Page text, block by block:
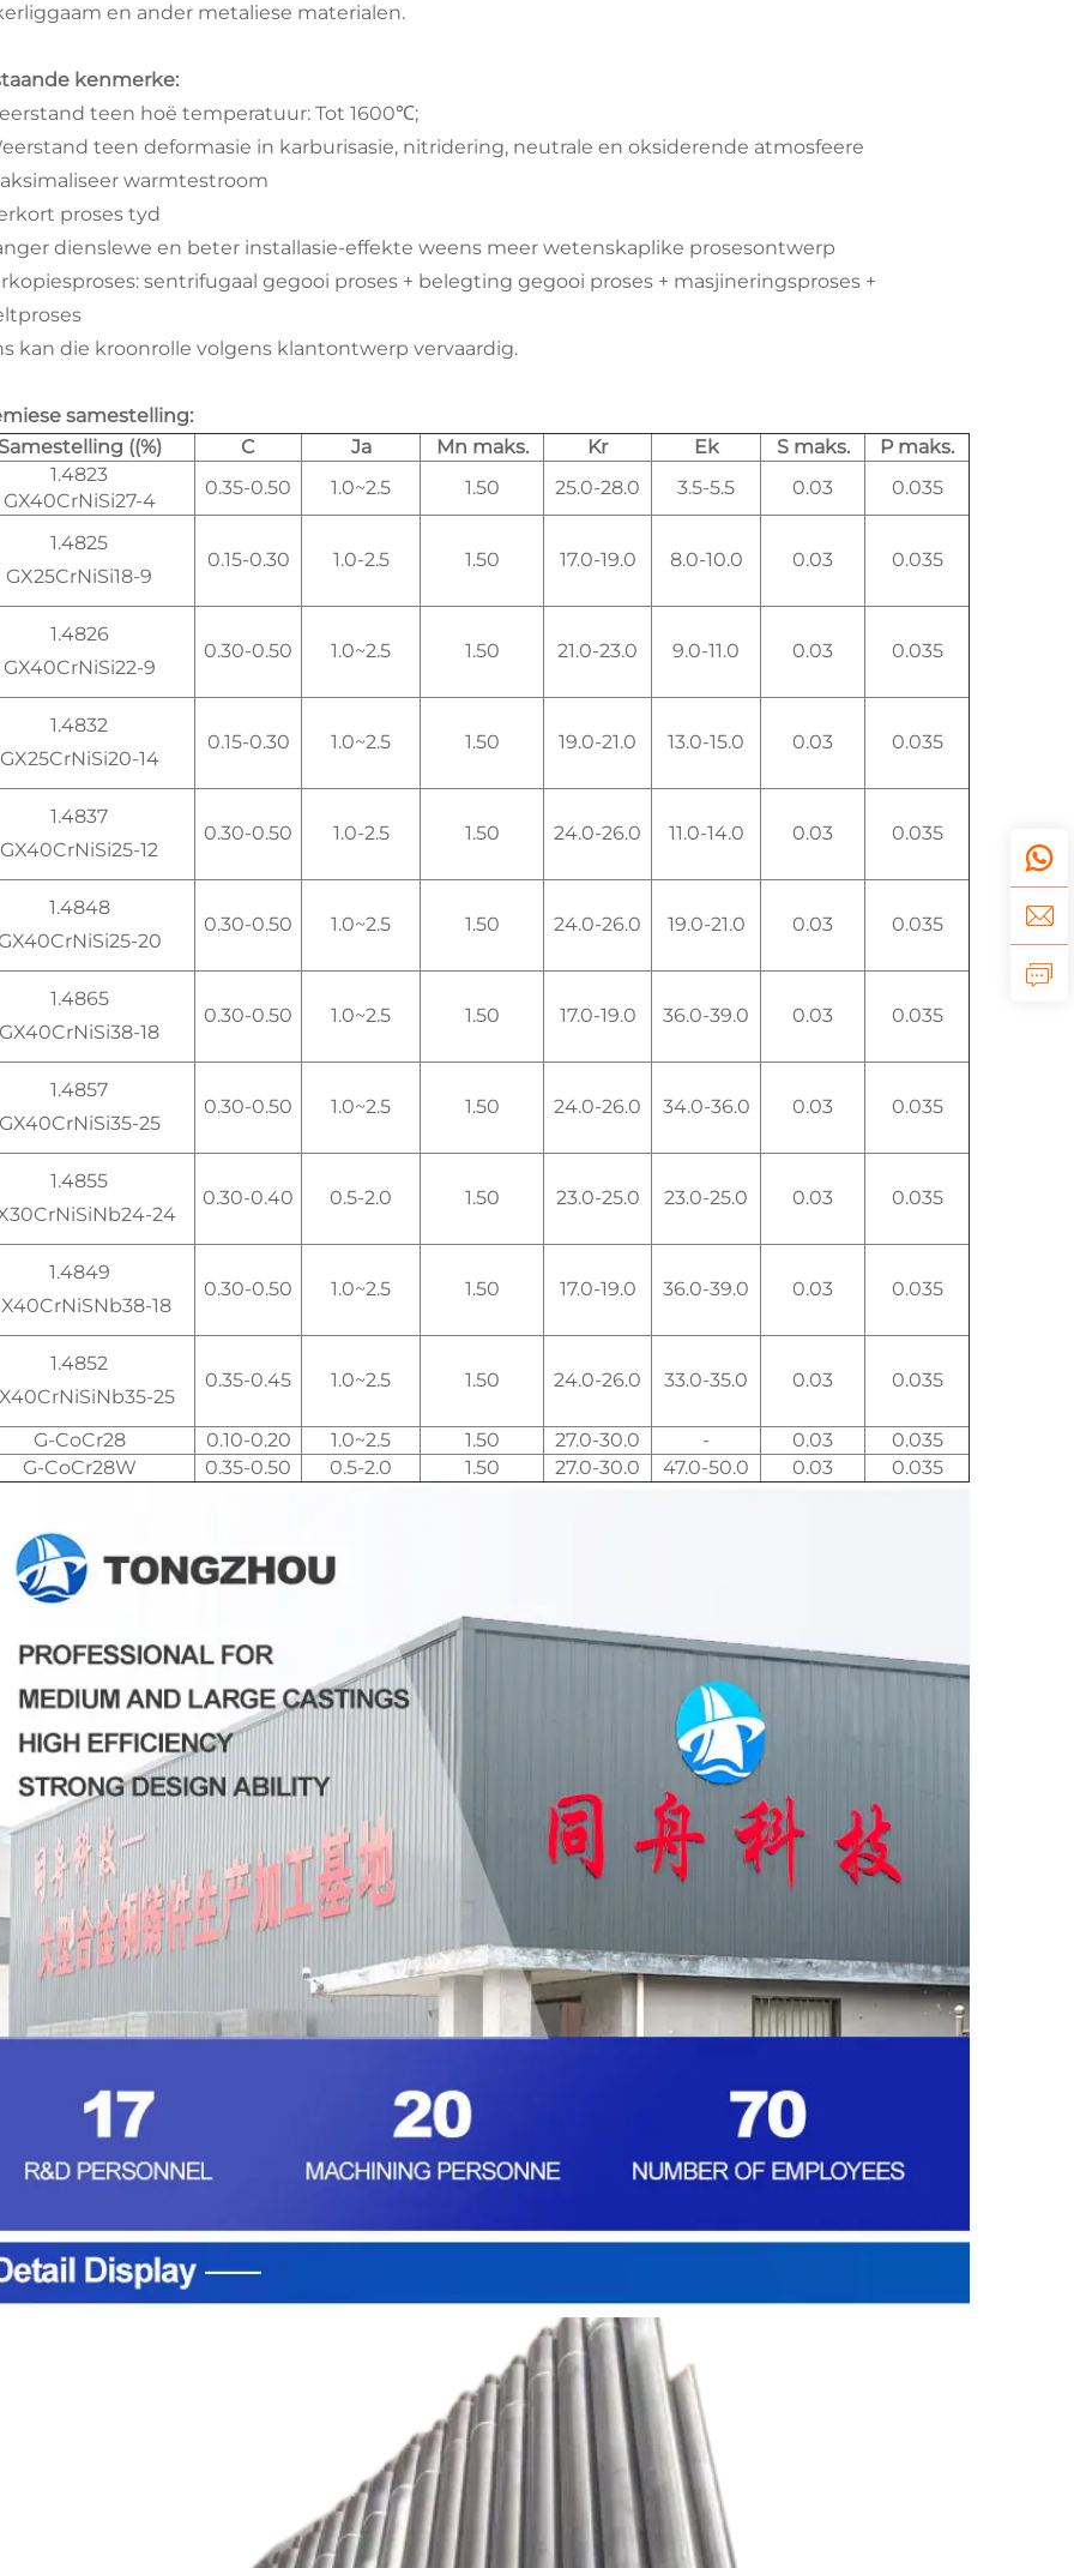
en ander metaliese materialen.
kenmerke:
teen hoë temperatuur: Tot 1600℃;
teen deformasie in karburisasie, nitridering, neutrale en oksiderende atmosfeere
warmtestroom
proses tyd
dienslewe en beter installasie-effekte weens meer wetenskaplike prosesontwerp
sentrifugaal gegooi proses + belegting gegooi proses + masjineringsproses +
kan die kroonrolle volgens klantontwerp vervaardig.
samestelling:
Samestelling ((%)
C Ja Mn maks. Kr Ek S maks.
P maks.
1.4823
GX40CrNiSi27-4
0.35-0.50 1.0~2.5 1.50 25.0-28.0 3.5-5.5 0.03 0.035
1.4825
GX25CrNiSi18-9
0.15-0.30 1.0-2.5 1.50 17.0-19.0 8.0-10.0 0.03 0.035
1.4826
GX40CrNiSi22-9
0.30-0.50 1.0~2.5 1.50 21.0-23.0 9.0-11.0 0.03 0.035
1.4832
GX25CrNiSi20-14
0.15-0.30 1.0~2.5 1.50 19.0-21.0 13.0-15.0 0.03 0.035
1.4837
GX40CrNiSi25-12
0.30-0.50 1.0-2.5 1.50 24.0-26.0 11.0-14.0 0.03 0.035
1.4848
GX40CrNiSi25-20
0.30-0.50 1.0~2.5 1.50 24.0-26.0 19.0-21.0 0.03 0.035
1.4865
GX40CrNiSi38-18
0.30-0.50 1.0~2.5 1.50 17.0-19.0 36.0-39.0 0.03 0.035
1.4857
GX40CrNiSi35-25
0.30-0.50 1.0~2.5 1.50 24.0-26.0 34.0-36.0 0.03 0.035
1.4855
24
0.30-0.40 0.5-2.0 1.50 23.0-25.0 23.0-25.0 0.03 0.035
1.4849
18
0.30-0.50 1.0~2.5 1.50 17.0-19.0 36.0-39.0 0.03 0.035
1.4852
25
0.35-0.45 1.0~2.5 1.50 24.0-26.0 33.0-35.0 0.03 0.035
G-CoCr28 0.10-0.20 1.0~2.5 1.50 27.0-30.0 - 0.03
0.035
G-CoCr28W
0.35-0.50 0.5-2.0 1.50 27.0-30.0 47.0-50.0 0.03 0.035